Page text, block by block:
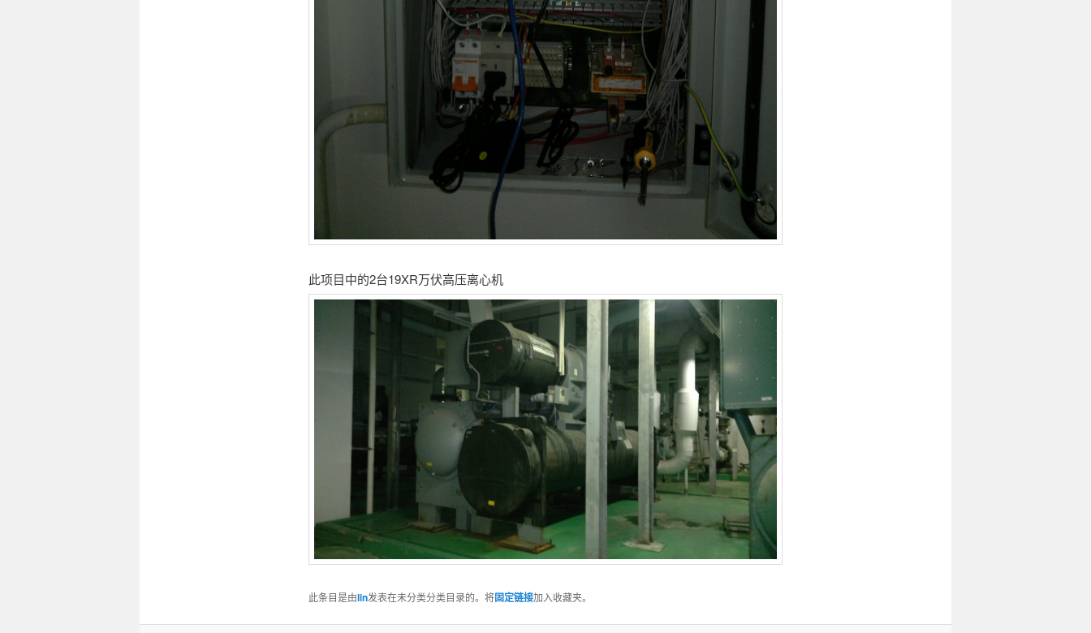
此项目中的2台19XR万伏高压离心机
此条目是由lin发表在未分类分类目录的。将固定链接加入收藏夹。